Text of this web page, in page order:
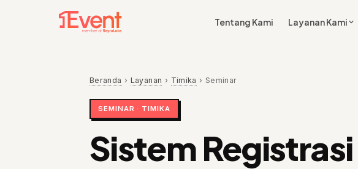
Tentang Kami Layanan Kami
Beranda › Layanan › Timika › Seminar
SEMINAR · TIMIKA
Sistem Registrasi